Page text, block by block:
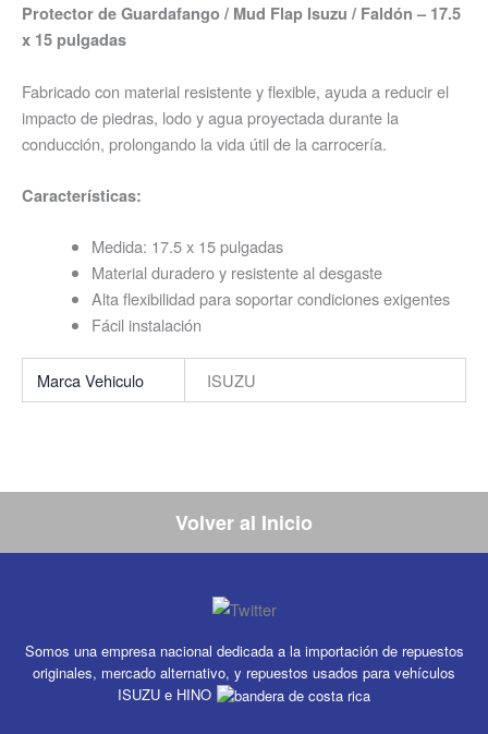
Protector de Guardafango / Mud Flap Isuzu / Faldón – 17.5
x 15 pulgadas
Fabricado con material resistente y flexible, ayuda a reducir el
impacto de piedras, lodo y agua proyectada durante la
conducción, prolongando la vida útil de la carrocería.
Características:
Medida: 17.5 x 15 pulgadas
Material duradero y resistente al desgaste
Alta flexibilidad para soportar condiciones exigentes
Fácil instalación
Marca Vehiculo ISUZU
Volver al Inicio
Somos una empresa nacional dedicada a la importación de repuestos
originales, mercado alternativo, y repuestos usados para vehículos
ISUZU e HINO